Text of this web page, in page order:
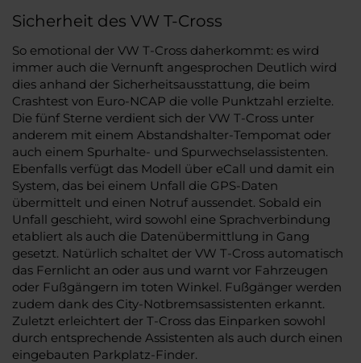
Sicherheit des VW T-Cross
So emotional der VW T-Cross daherkommt: es wird
immer auch die Vernunft angesprochen Deutlich wird
dies anhand der Sicherheitsausstattung, die beim
Crashtest von Euro-NCAP die volle Punktzahl erzielte.
Die fünf Sterne verdient sich der VW T-Cross unter
anderem mit einem Abstandshalter-Tempomat oder
auch einem Spurhalte- und Spurwechselassistenten.
Ebenfalls verfügt das Modell über eCall und damit ein
System, das bei einem Unfall die GPS-Daten
übermittelt und einen Notruf aussendet. Sobald ein
Unfall geschieht, wird sowohl eine Sprachverbindung
etabliert als auch die Datenübermittlung in Gang
gesetzt. Natürlich schaltet der VW T-Cross automatisch
das Fernlicht an oder aus und warnt vor Fahrzeugen
oder Fußgängern im toten Winkel. Fußgänger werden
zudem dank des City-Notbremsassistenten erkannt.
Zuletzt erleichtert der T-Cross das Einparken sowohl
durch entsprechende Assistenten als auch durch einen
eingebauten Parkplatz-Finder.